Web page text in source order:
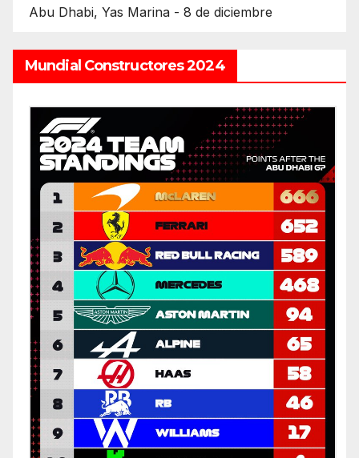
Abu Dhabi, Yas Marina - 8 de diciembre
Mundial Constructores 2024